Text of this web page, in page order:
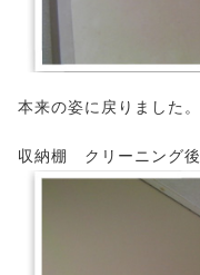
本来の姿に戻りました。
収納棚 クリーニング後